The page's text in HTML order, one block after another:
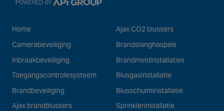
Home
Camerabeveiliging
Inbraakbeveiliging
Toegangscontrolesysteem
Brandbeveiliging
Ajax brandblussers
Ajax CO2 blussers
Brandslanghaspels
Brandmeldinstallaties
Blusgasinstallatie
Blusschuiminstallatie
Sprinklerinstallatie